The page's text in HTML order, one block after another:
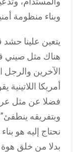
وبناء منظومة
يتعين علينا حشد
هناك مثل صيني
الآخرين والرجل
أمريكا اللاتينية
فضلا عن مثل
وبتفريقه
نحتاج إليه هو
بدلا من خلق هوة